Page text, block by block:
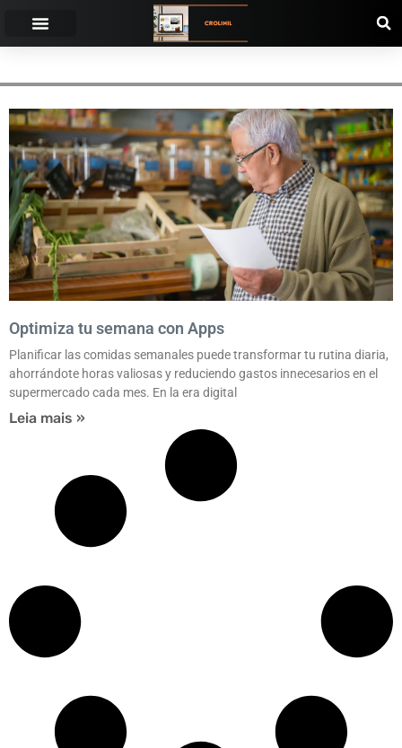
Optimiza tu semana con Apps
Planificar las comidas semanales puede transformar tu rutina diaria,
ahorrándote horas valiosas y reduciendo gastos innecesarios en el
supermercado cada mes. En la era digital
Leia mais »